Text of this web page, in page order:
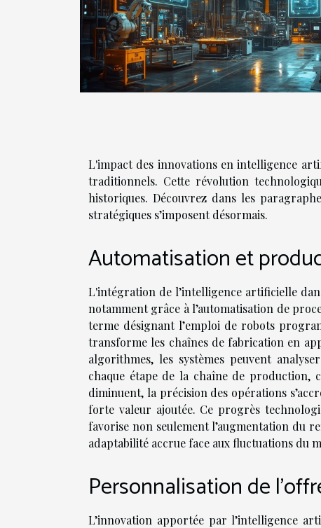
L'impact des innovations en intelligence
traditionnels. Cette révolution
historiques. Découvrez dans les
stratégiques s’imposent désormais.
Automatisation et
L'intégration de l’intelligence artificielle
notamment grâce à l’automatisation de
terme désignant l’emploi de robots
transforme les chaînes de fabrication en
algorithmes, les systèmes peuvent
chaque étape de la chaîne de production,
diminuent, la précision des opérations
forte valeur ajoutée. Ce progrès
favorise non seulement l’augmentation du
adaptabilité accrue face aux fluctuations du
Personnalisation de
L’innovation apportée par l’intelligence